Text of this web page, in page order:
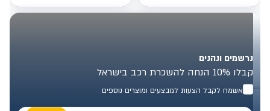
נרשמים ונהנים
קבלו 10% הנחה להשכרת רכב בישראל
אשמח לקבל הצעות למבצעים ומוצרים נוספים